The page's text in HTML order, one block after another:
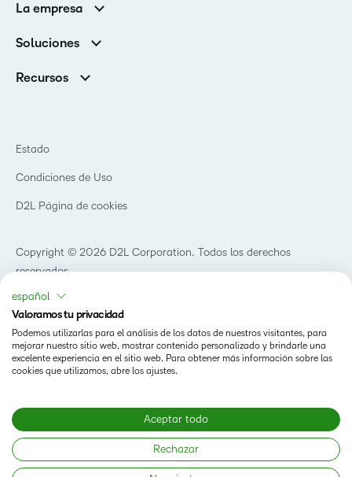
Servicios y asistencia
Asistencia
La empresa
Contactos y ubicaciones
Sala de Prensa
Soluciones
Educación primaria y secundaria
Organizaciones de capacitación
Recursos
Comunidad
Copyright © 2026 D2L Corporation. Todos los derechos
reservados.
Estado
Condiciones de Uso
D2L Página de cookies
español
Valoramos tu privacidad
Podemos utilizarlas para el análisis de los datos de nuestros visitantes, para
mejorar nuestro sitio web, mostrar contenido personalizado y brindarle una
excelente experiencia en el sitio web. Para obtener más información sobre las
cookies que utilizamos, abre los ajustes.
Aceptar todo
Rechazar